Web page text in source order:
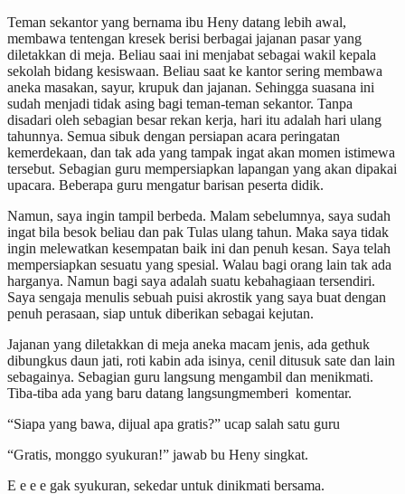
Teman sekantor yang bernama ibu Heny datang lebih awal,
membawa tentengan kresek berisi berbagai jajanan pasar yang
diletakkan di meja. Beliau saai ini menjabat sebagai wakil kepala
sekolah bidang kesiswaan. Beliau saat ke kantor sering membawa
aneka masakan, sayur, krupuk dan jajanan. Sehingga suasana ini
sudah menjadi tidak asing bagi teman-teman sekantor. Tanpa
disadari oleh sebagian besar rekan kerja, hari itu adalah hari ulang
tahunnya. Semua sibuk dengan persiapan acara peringatan
kemerdekaan, dan tak ada yang tampak ingat akan momen istimewa
tersebut. Sebagian guru mempersiapkan lapangan yang akan dipakai
upacara. Beberapa guru mengatur barisan peserta didik.
Namun, saya ingin tampil berbeda. Malam sebelumnya, saya sudah
ingat bila besok beliau dan pak Tulas ulang tahun. Maka saya tidak
ingin melewatkan kesempatan baik ini dan penuh kesan. Saya telah
mempersiapkan sesuatu yang spesial. Walau bagi orang lain tak ada
harganya. Namun bagi saya adalah suatu kebahagiaan tersendiri.
Saya sengaja menulis sebuah puisi akrostik yang saya buat dengan
penuh perasaan, siap untuk diberikan sebagai kejutan.
Jajanan yang diletakkan di meja aneka macam jenis, ada gethuk
dibungkus daun jati, roti kabin ada isinya, cenil ditusuk sate dan lain
sebagainya. Sebagian guru langsung mengambil dan menikmati.
Tiba-tiba ada yang baru datang langsungmemberi komentar.
“Siapa yang bawa, dijual apa gratis?” ucap salah satu guru
“Gratis, monggo syukuran!” jawab bu Heny singkat.
E e e e gak syukuran, sekedar untuk dinikmati bersama.